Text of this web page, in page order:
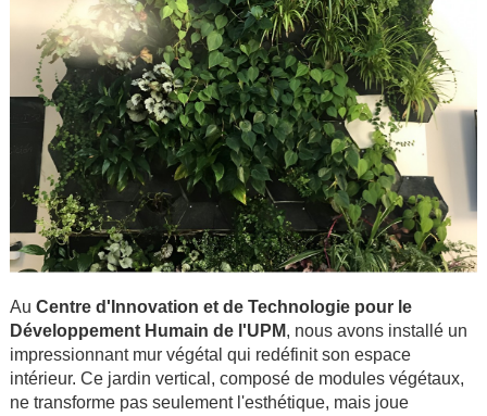
Au Centre d'Innovation et de Technologie pour le
Développement Humain de l'UPM, nous avons installé un
impressionnant mur végétal qui redéfinit son espace
intérieur. Ce jardin vertical, composé de modules végétaux,
ne transforme pas seulement l'esthétique, mais joue